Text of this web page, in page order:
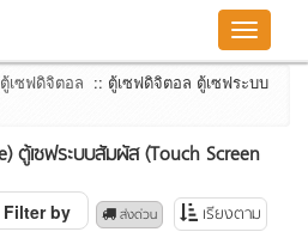
Toggle
เซฟดิจิตอล :: ตู้เซฟดิจิตอล ตู้เซฟระบบ
ตู้เซฟระบบสัมผัส (Touch Screen
Filter by  ส่งด่วน เรียงตาม